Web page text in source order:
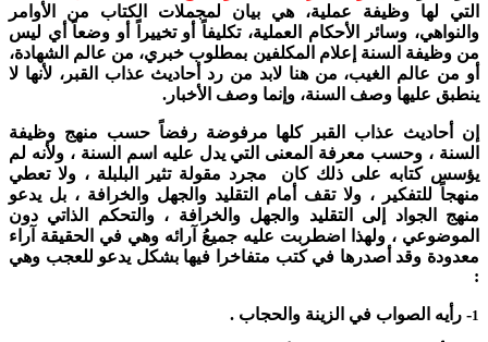
التي لها وظيفة عملية، هي بيان لمجملات الكتاب من الأوامر
والنواهي، وسائر الأحكام العملية، تكليفاً أو تخييراً أو وضعاً أي ليس
من وظيفة السنة إعلام المكلفين بمطلوب خبري، من عالم الشهادة،
أو من عالم الغيب، من هنا لابد من رد أحاديث عذاب القبر، لأنها لا
ينطبق عليها وصف السنة، وإنما وصف الأخبار.
إن أحاديث عذاب القبر كلها مرفوضة رفضاً حسب منهج وظيفة
السنة ، وحسب معرفة المعنى التي يدل عليه اسم السنة ، ولأنه لم
يؤسس كتابه على ذلك كان مجرد مقولة تثير البلبلة ، ولا تعطي
منهجاً للتفكير ، ولا تقف أمام التقليد والجهل والخرافة ، بل يدعو
منهج الجواد إلى التقليد والجهل والخرافة ، والتحكم الذاتي دون
الموضوعي ، ولهذا اضطربت عليه جميعُ آرائه وهي في الحقيقة آراء
معدودة وقد أصدرها في كتب متفاخرا فيها بشكل يدعو للعجب وهي
:
1- رأيه الصواب في الزينة والحجاب .